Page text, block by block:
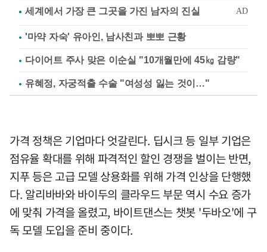
'마약 자숙' 유아인, 남사친과 뽀뽀 근황
다이어트 주사 맞은 이순실 "10개월만에 45㎏ 감량"
유혜정, 자궁적출 수술 "여성성 잃는 것이…"
가격 정책은 기업마다 엇갈린다. 딥시크 등 일부 기업은
점유율 확대를 위해 파격적인 할인 경쟁을 벌이는 반면,
지푸 등은 고급 모델 상용화를 위해 가격 인상을 단행했
다. 알리바바와 바이두의 클라우드 부문 역시 수요 증가
에 맞춰 가격을 올렸고, 바이트댄스는 챗봇 '두바오'에 구
독 모델 도입을 준비 중이다.